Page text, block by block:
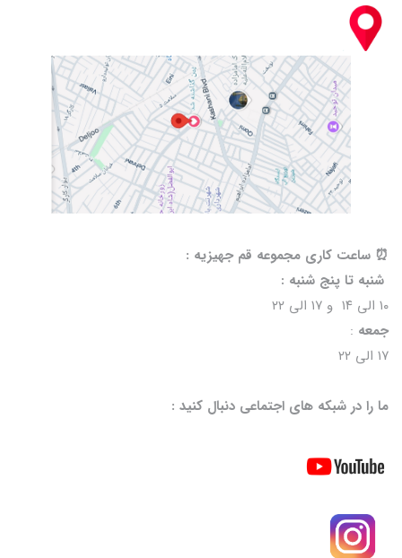
⏰️ ساعت کاری مجموعه قم جهیزیه :
شنبه تا پنج شنبه :
۱۰ الی ۱۴ و ۱۷ الی ۲۲
جمعه :
۱۷ الی ۲۲
ما را در شبکه های اجتماعی دنبال کنید :